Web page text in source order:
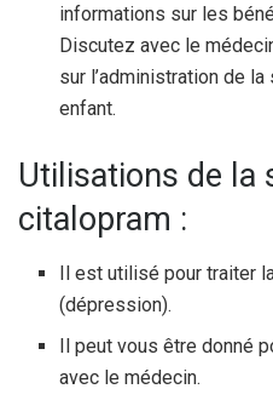
informations sur les
Discutez avec le
sur l’administration de
enfant.
Utilisations de la
citalopram :
Il est utilisé pour traiter
(dépression).
Il peut vous être donné
avec le médecin.